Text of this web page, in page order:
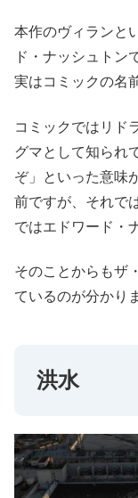
本作のヴィランと
ド・ナッシュトン
実はコミックの名
コミックではリド
グマとして知られ
ぞ」といった意味
前ですが、それで
ではエドワード・
そのことからもザ
ているのが分かり
洪水